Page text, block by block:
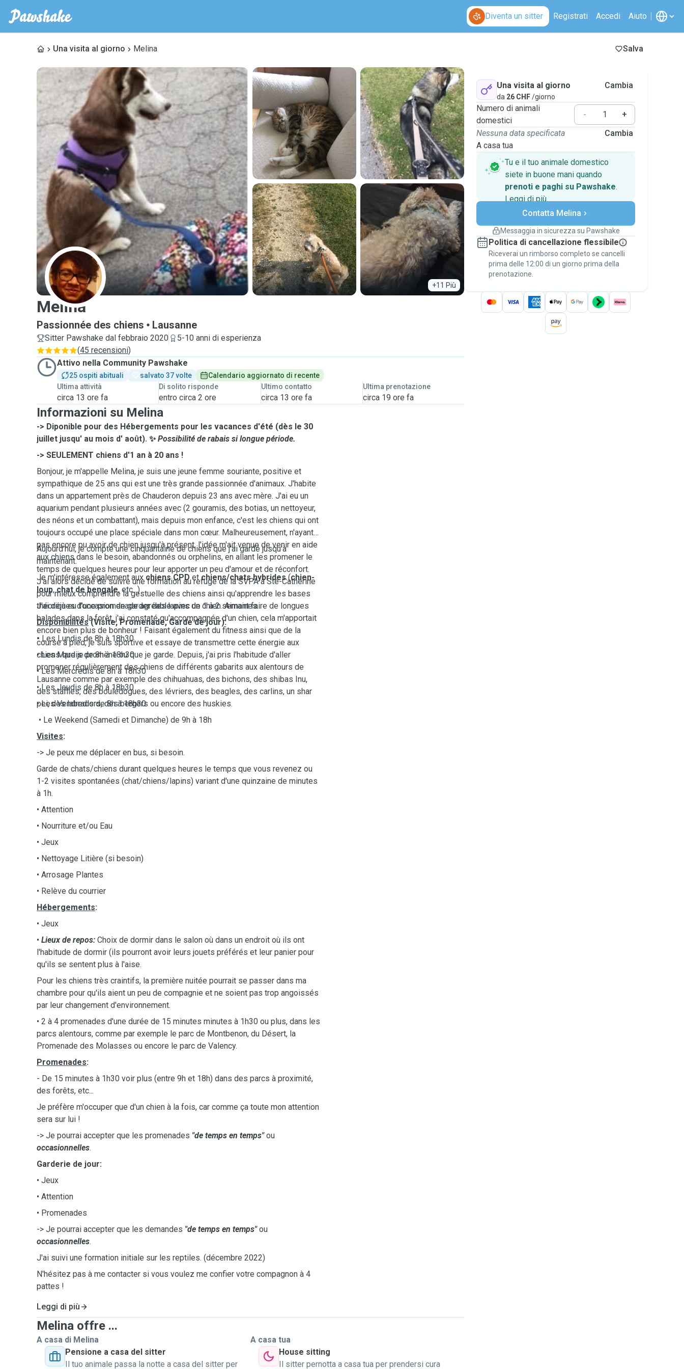
Diventa un sitter Registrati Accedi Aiuto
Una visita al giorno Melina Salva
+11 Più
M
Melina
Passionnée des chiens Lausanne
Sitter Pawshake dal febbraio 2020
5-10 anni di esperienza
(45 recensioni)
Attivo nella Community Pawshake
25 ospiti abituali salvato 37 volte
Calendario aggiornato di recente
Ultima attività
circa 13 ore fa
Di solito risponde
entro circa 2 ore
Ultimo contatto
circa 13 ore fa
Ultima prenotazione
circa 19 ore fa
Informazioni su Melina
-> Diponible pour des Hébergements pour les vacances d'été (dès le 30
juillet jusqu' au mois d' août). ✨Possibilité de rabais si longue période.
-> SEULEMENT chiens d'1 an à 20 ans !
Bonjour, je m'appelle Melina, je suis une jeune femme souriante, positive et
sympathique de 25 ans qui est une très grande passionnée d'animaux. J'habite
dans un appartement près de Chauderon depuis 23 ans avec mère. J'ai eu un
aquarium pendant plusieurs années avec (2 gouramis, des botias, un nettoyeur,
des néons et un combattant), mais depuis mon enfance, c'est les chiens qui ont
toujours occupé une place spéciale dans mon cœur. Malheureusement, n'ayant
pas encore pu avoir de chien jusqu'à présent, l'idée m'ait venue de venir en aide
aux chiens dans le besoin, abandonnés ou orphelins, en allant les promener le
temps de quelques heures pour leur apporter un peu d'amour et de réconfort.
J'ai alors décidé de suivre une formation au refuge de la SVPA à Ste-Catherine
pour mieux comprendre la gestuelle des chiens ainsi qu'apprendre les bases
théoriques d'une promenade agréable avec un chien. Aimant faire de longues
balades dans la forêt, j'ai constaté qu'accompagnée d'un chien, cela m'apportait
encore bien plus de bonheur ! Faisant également du fitness ainsi que de la
course à pied, je suis sportive et essaye de transmettre cette énergie aux
chiens que je promène ou que je garde. Depuis, j'ai pris l'habitude d'aller
promener régulièrement des chiens de différents gabarits aux alentours de
Lausanne comme par exemple des chihuahuas, des bichons, des shibas￼￼ Inu,
des staffies, des bouledogues, des lévriers, des beagles, des carlins, un shar
pei, des labradors, des bergers ou encore des huskies.
Aujourd'hui, je compte une cinquantaine de chiens que j'ai gardé jusqu'à
maintenant.
Je m'intéresse également aux chiens CPDetchiens/chats hybrides(chien-
loup,chat de bengale, etc...)
J'ai déjà eu l'occasion de garder des lapins de 1 à 2 semaines.
Disponibilités(Visite, Promenade, Garde de jour):
•Les Lundis de 8h à 18h30
• Les Mardis de 8h à 18h30
• Les Mercredis ￼￼de 8h à 18h30
• Les Jeudis de 8h à 18h30
• Les Vendredis de 8h à 18h30
• Le Weekend (Samedi et Dimanche) de 9h à 18h
Visites:
-> Je peux me déplacer en bus, si besoin.
Garde de chats/chiens durant quelques heures le temps que vous revenez ou
1-2 visites spontanées (chat/chiens/lapins) variant d'une quinzaine de minutes
à 1h.
• Attention
• Nourriture et/ou Eau
• Jeux
• Nettoyage Litière (si besoin)
• Arrosage Plantes
• Relève du courrier
Hébergements:
• Jeux
• Lieux￼ de repos: Choix de dormir dans le salon où dans un endroit où ils ont
l'habitude de dormir (ils pourront avoir leurs jouets préférés et leur panier pour
qu'ils se sentent plus à l'aise.
Pour les chiens très craintifs, la première nuitée pourrait se passer dans ma
chambre pour qu'ils aient un peu de compagnie et ne soient pas trop angoissés
par leur changement d'environnement.
• 2 à 4 promenades d'une durée de 15 minutes minutes à 1h30 ou plus, dans les
parcs alentours, comme par exemple le parc de Montbenon, du Désert, la
Promenade des Molasses ou encore le parc de Valency.
Promenades:
- De 15 minutes à 1h30 voir plus (entre 9h et 18h) dans des parcs à proximité,
des forêts, etc...
Je préfère m'occuper que d'un chien à la fois, car comme ça toute mon attention
sera sur lui !
-> Je pourrai accepter que les promenades "de temps en temps"ou
occasionnelles.
Garderie de jour:
• Jeux
• Attention
• Promenades
-> Je pourrai accepter que les demandes "de temps en temps"ou
occasionnelles.
J'ai suivi une formation initiale sur les reptiles. (décembre 2022)
N'hésitez pas à me contacter si vous voulez me confier votre compagnon à 4
pattes !
Leggi di più
Melina offre ...
A casa di Melina
Pensione a casa del sitter
Il tuo animale passa la notte a casa del sitter per
A casa tua
House sitting
Il sitter pernotta a casa tua per prendersi cura
Una visita al giorno
da 26 CHF/giorno
Cambia
Numero di animali
domestici
-
+
Nessuna data specificata
A casa tua
Cambia
Tu e il tuo animale domestico
siete in buone mani quando
prenoti e paghi su Pawshake.
Leggi di piùPagamenti sicuri
Assistenza se i piani
Prenotazioni coperte
Stai su Pawshake - dal primo messaggio al
pagamento - per attivare laGaranzia
Pawshake.
Contatta Melina
Messaggia in sicurezza su Pawshake
Politica di cancellazione flessibile
Riceverai un rimborso completo se cancelli
prima delle 12:00 di un giorno prima della
prenotazione.